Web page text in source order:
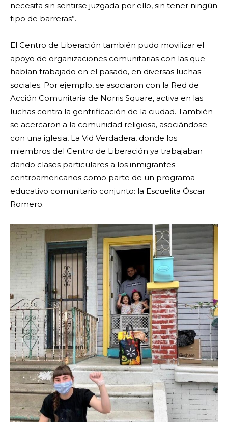
necesita sin sentirse juzgada por ello, sin tener ningún
tipo de barreras”.
El Centro de Liberación también pudo movilizar el
apoyo de organizaciones comunitarias con las que
habían trabajado en el pasado, en diversas luchas
sociales. Por ejemplo, se asociaron con la Red de
Acción Comunitaria de Norris Square, activa en las
luchas contra la gentrificación de la ciudad. También
se acercaron a la comunidad religiosa, asociándose
con una iglesia, La Vid Verdadera, donde los
miembros del Centro de Liberación ya trabajaban
dando clases particulares a los inmigrantes
centroamericanos como parte de un programa
educativo comunitario conjunto: la Escuelita Óscar
Romero.